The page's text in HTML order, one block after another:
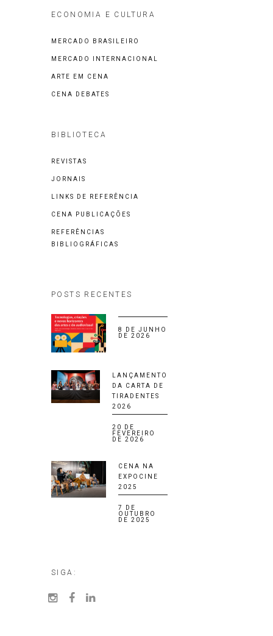
ECONOMIA E CULTURA
MERCADO BRASILEIRO
MERCADO INTERNACIONAL
ARTE EM CENA
CENA DEBATES
BIBLIOTECA
REVISTAS
JORNAIS
LINKS DE REFERÊNCIA
CENA PUBLICAÇÕES
REFERÊNCIAS
BIBLIOGRÁFICAS
POSTS RECENTES
8 DE JUNHO
DE 2026
LANÇAMENTO
DA CARTA DE
TIRADENTES
2026
20 DE
FEVEREIRO
DE 2026
CENA NA
EXPOCINE
2025
7 DE
OUTUBRO
DE 2025
SIGA: